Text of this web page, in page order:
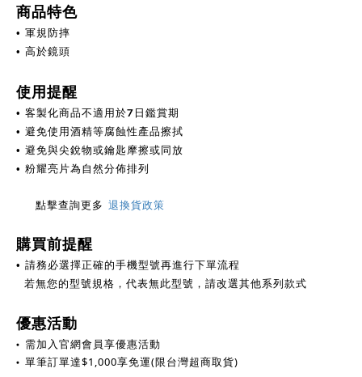
商品特色
• 軍規防摔
• 高於鏡頭
使用提醒
• 客製化商品不適用於7日鑑賞期
• 避免使用酒精等腐蝕性產品擦拭
• 避免與尖銳物或鑰匙摩擦或同放
• 粉耀亮片為自然分佈排列
點擊查詢更多 退換貨政策
購買前提醒
• 請務必選擇正確的手機型號再進行下單流程
若無您的型號規格，代表無此型號，請改選其他系列款式
優惠活動
• 需加入官網會員享優惠活動
• 單筆訂單達$1,000享免運(限台灣超商取貨)